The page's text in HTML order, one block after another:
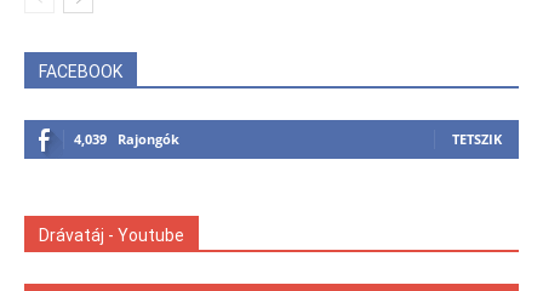
FACEBOOK
4,039 Rajongók TETSZIK
Drávatáj - Youtube